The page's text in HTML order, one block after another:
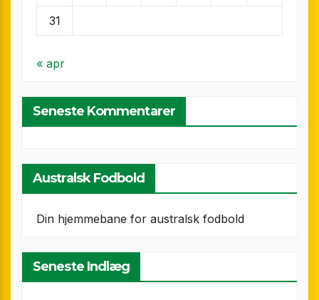
31
« apr
Seneste Kommentarer
Australsk Fodbold
Din hjemmebane for australsk fodbold
Seneste Indlæg